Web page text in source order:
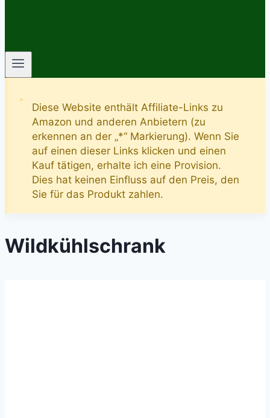
Diese Website enthält Affiliate-Links zu
Amazon und anderen Anbietern (zu
erkennen an der „*“ Markierung). Wenn Sie
auf einen dieser Links klicken und einen
Kauf tätigen, erhalte ich eine Provision.
Dies hat keinen Einfluss auf den Preis, den
Sie für das Produkt zahlen.
Wildkühlschrank